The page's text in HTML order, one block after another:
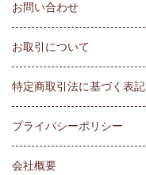
お問い合わせ
お取引について
特定商取引法に基づく表記
プライバシーポリシー
会社概要